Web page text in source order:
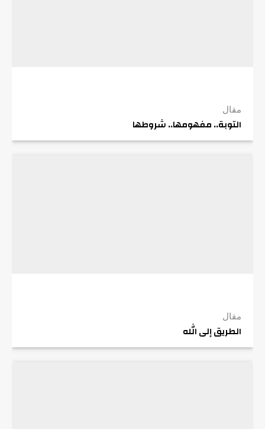
مقال
التوبة.. مفهومها.. شروطها
مقال
الطريق إلى الله